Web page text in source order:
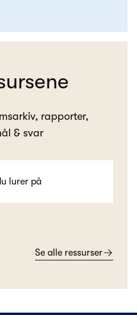
rapporter,
& svar
Se alle ressurser